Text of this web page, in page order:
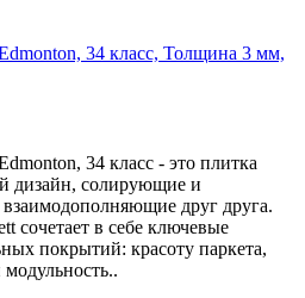
34 класс, Толщина 3 мм,
34 класс - это плитка
дизайн, солирующие и
друг друга.
сочетает в себе ключевые
покрытий: красоту паркета,